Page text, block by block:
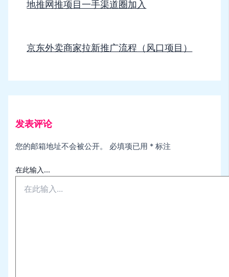
地推网推项目一手渠道圈加入
京东外卖商家拉新推广流程（风口项目）
发表评论
您的邮箱地址不会被公开。 必填项已用 * 标注
在此输入...